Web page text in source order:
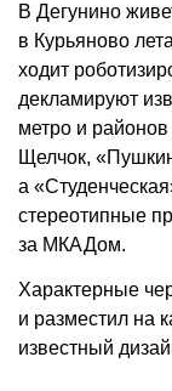
В Дегунино
в Курьяново
ходит
декламируют
метро и
Щелчок,
а
стереотипные
за МКАДом.
Характерные
и разместил на
известный